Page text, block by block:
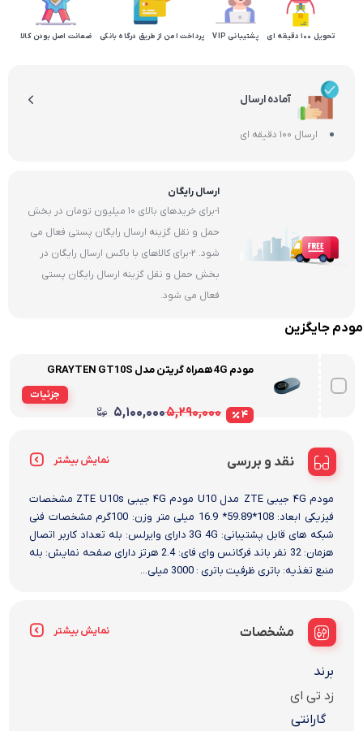
تحویل 100 دقیقه ای پشتیبانی VIP پرداخت امن از طریق درگاه بانکی ضمانت اصل بودن کالا
آماده ارسال
ارسال 100 دقیقه ای
ارسال رایگان
1-برای خریدهای بالای 10 میلیون تومان در بخش
حمل و نقل گزینه ارسال رایگان پستی فعال می
شود. 2-برای کالاهای با باکس ارسال رایگان در
بخش حمل و نقل گزینه ارسال رایگان پستی
فعال می شود.
مودم جایگزین
مودم 4G همراه گریتن مدل GRAYTEN GT10S
۵,۲۹۰,۰۰۰۵,۱۰۰,۰۰۰ ۴
جزئیات
نقد و بررسی نمایش بیشتر
مودم ۴G جیبی ZTE مدل U10 مودم ۴G جیبی ZTE U10s مشخصات
فیزیکی ابعاد: 108*59.89* 16.9 میلی متر وزن: 100گرم مشخصات فنی
شبکه های قابل پشتیبانی: 3G 4G دارای وایرلس: بله تعداد کاربر اتصال
هزمان: 32 نفر باند فرکانس وای فای: 2.4 هرتز دارای صفحه نمایش: بله
منبع تغذیه: باتری ظرفیت باتری : 3000 میلی...
مشخصات نمایش بیشتر
برند
زد تی ای
گارانتی